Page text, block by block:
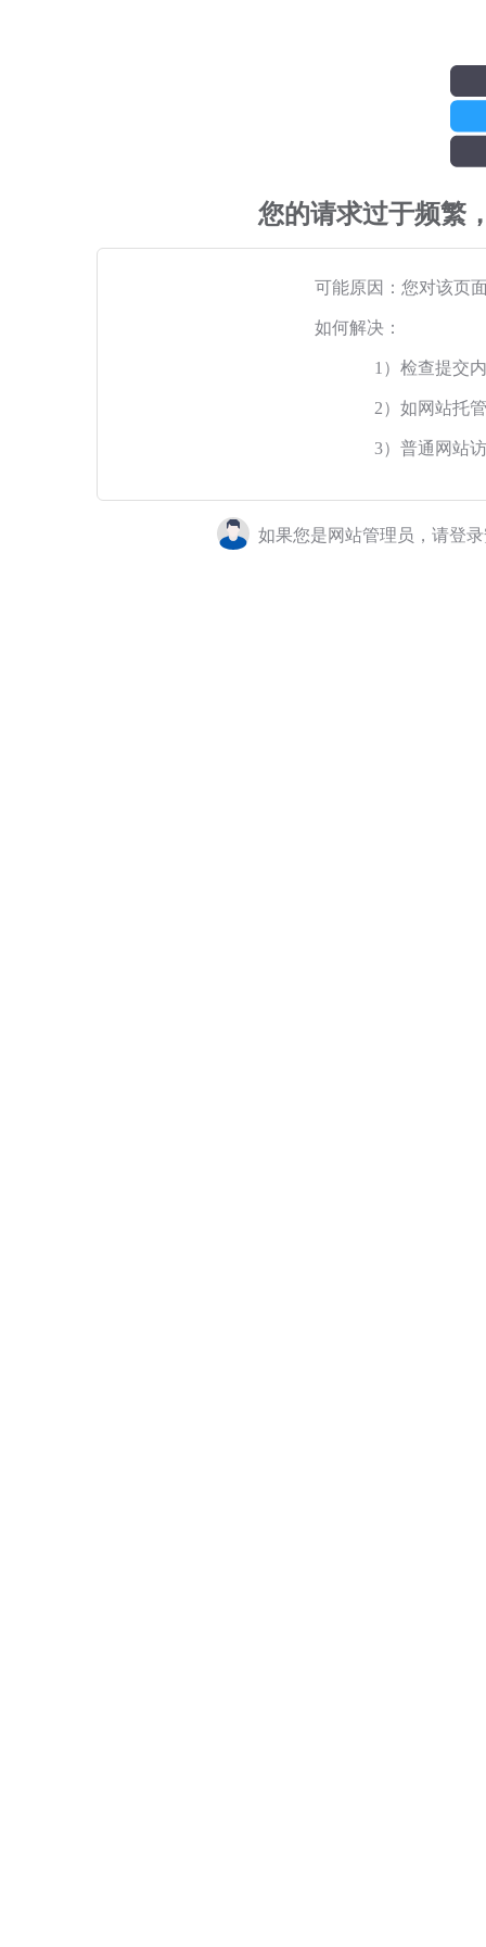
您的请求过于频繁
可能原因：您对该页
如何解决：
1）检查提交
2）如网站托
3）普通网站
如果您是网站管理员，请登